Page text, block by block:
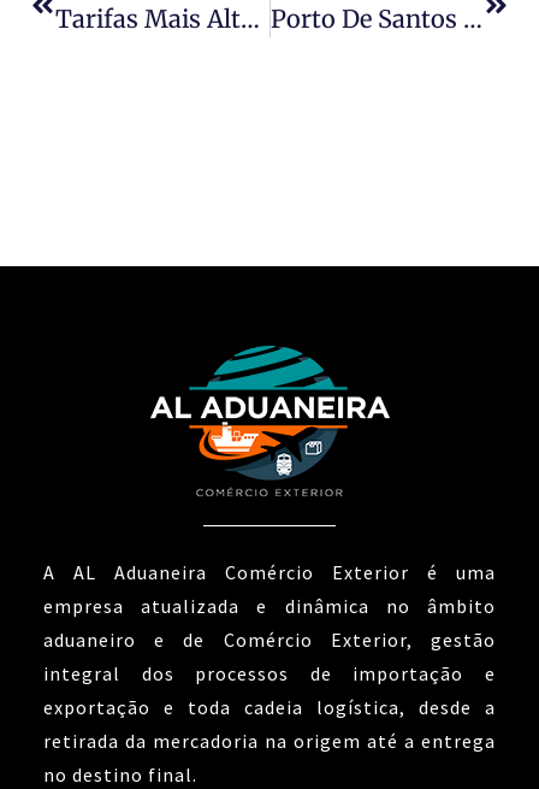
Tarifas Mais Altas De Trump Atingem Produtos Dos Principais Parceiros Comerciais Dos EUA Porto De Santos Valida Solução Pioneira De Detecção De Resíduos Desenvolvida Por Startup Data Overseas
A AL Aduaneira Comércio Exterior é uma
empresa atualizada e dinâmica no âmbito
aduaneiro e de Comércio Exterior, gestão
integral dos processos de importação e
exportação e toda cadeia logística, desde a
retirada da mercadoria na origem até a entrega
no destino final.